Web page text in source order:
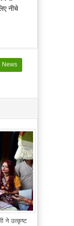
नीचे
News
ने उत्कृष्ट